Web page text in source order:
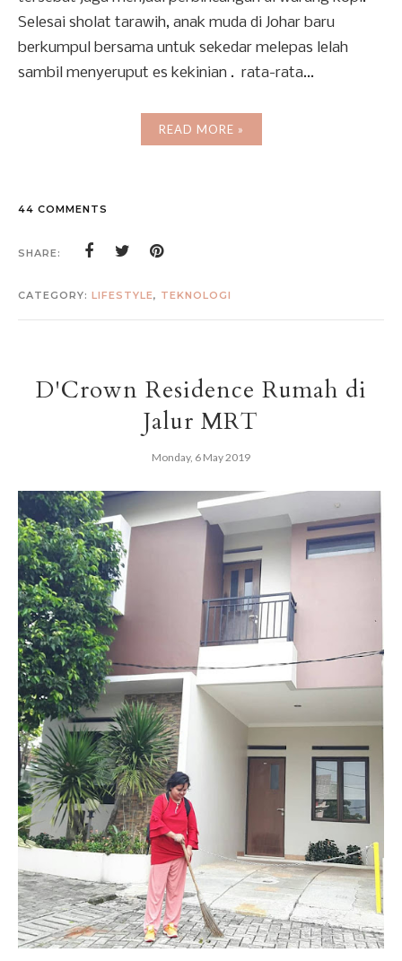
Selesai sholat tarawih, anak muda di Johar baru
berkumpul bersama untuk sekedar melepas lelah
sambil menyeruput es kekinian . rata-rata...
READ MORE »
44 COMMENTS
SHARE:
CATEGORY: LIFESTYLE, TEKNOLOGI
D'Crown Residence Rumah di
Jalur MRT
Monday, 6 May 2019